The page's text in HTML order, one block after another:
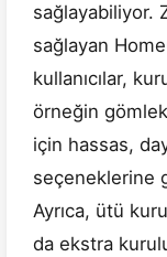
sağlayabiliyor.
sağlayan
kullanıcılar,
örneğin
için hassas,
seçeneklerine
Ayrıca, ütü
da ekstra